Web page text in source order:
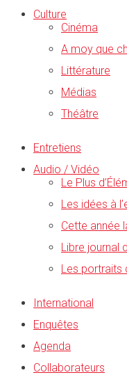
Culture
Cinéma
A moy que
Littérature
Médias
Théâtre
Entretiens
Audio / Vidéo
Le Plus
Les idées à
Cette année
Libre journal
Les portraits
International
Enquêtes
Agenda
Collaborateurs